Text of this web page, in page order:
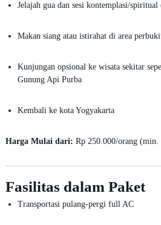
Jelajah gua dan sesi kontemplasi/
Makan siang atau istirahat di area
Kunjungan opsional ke wisata sekitar
Gunung Api Purba
Kembali ke kota Yogyakarta
Harga Mulai dari: Rp 250.000/orang (min.
Fasilitas dalam Paket
Transportasi pulang-pergi full AC